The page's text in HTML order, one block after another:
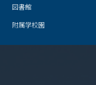
図書館
附属学校園